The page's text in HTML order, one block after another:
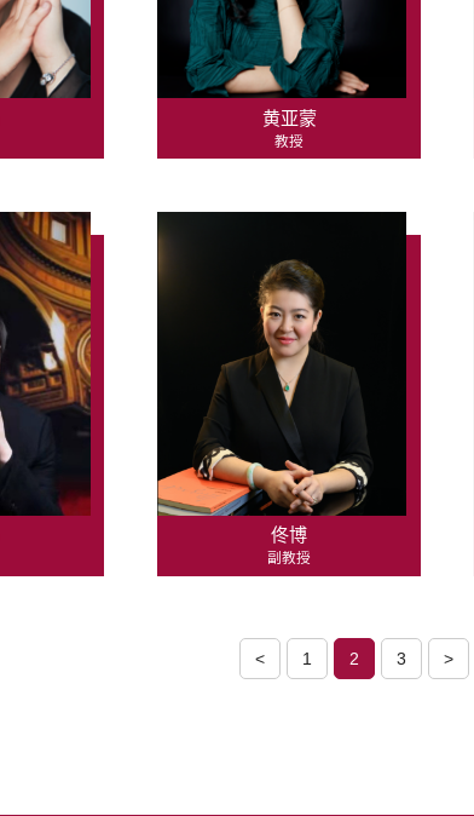
黄亚蒙
教授
佟博
副教授
< 1 2 3 >